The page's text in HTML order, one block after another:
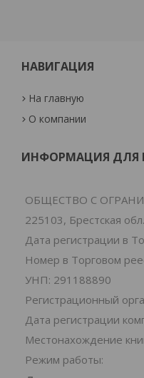
НАВИГАЦИЯ
На главную
О компании
ИНФОРМАЦИЯ ДЛЯ
ОБЩЕСТВО С
225103, Брестская
Дата регистрации в
Номер в Торговом
УНП: 291188890
Регистрационный
Дата регистрации
Местонахождение
Режим работы: